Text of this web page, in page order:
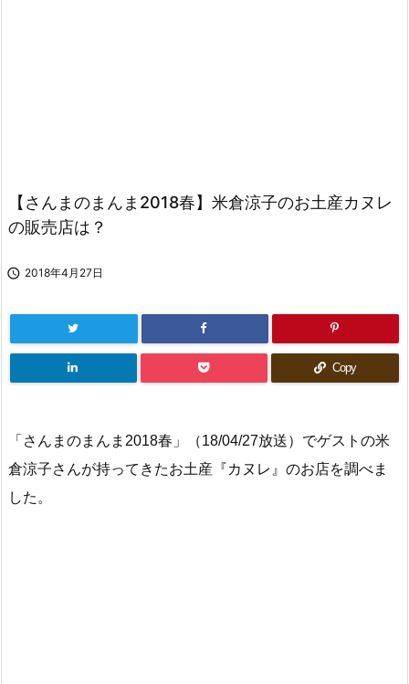
【さんまのまんま2018春】米倉涼子のお土産カヌレ
の販売店は？
 2018年4月27日
Copy
「さんまのまんま2018春」（18/04/27放送）でゲストの米
倉涼子さんが持ってきたお土産『カヌレ』のお店を調べま
した。